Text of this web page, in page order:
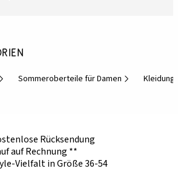
Sommeroberteile für Damen Kleidung
Rücksendung
auf Rechnung **
Vielfalt in Größe 36-54